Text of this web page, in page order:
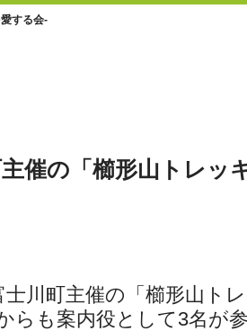
する会-
催の「櫛形山トレッ
士川町主催の「櫛形山ト
らも案内役として3名が